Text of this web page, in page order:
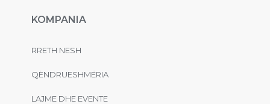
KOMPANIA
RRETH NESH
QËNDRUESHMËRIA
LAJME DHE EVENTE